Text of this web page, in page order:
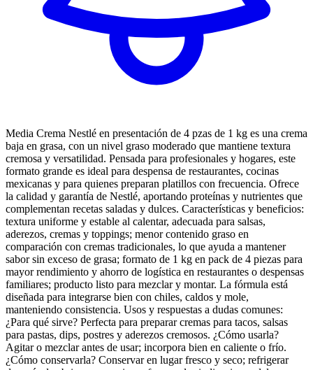
Media Crema Nestlé en presentación de 4 pzas de 1 kg es una crema
baja en grasa, con un nivel graso moderado que mantiene textura
cremosa y versatilidad. Pensada para profesionales y hogares, este
formato grande es ideal para despensa de restaurantes, cocinas
mexicanas y para quienes preparan platillos con frecuencia. Ofrece
la calidad y garantía de Nestlé, aportando proteínas y nutrientes que
complementan recetas saladas y dulces. Características y beneficios:
textura uniforme y estable al calentar, adecuada para salsas,
aderezos, cremas y toppings; menor contenido graso en
comparación con cremas tradicionales, lo que ayuda a mantener
sabor sin exceso de grasa; formato de 1 kg en pack de 4 piezas para
mayor rendimiento y ahorro de logística en restaurantes o despensas
familiares; producto listo para mezclar y montar. La fórmula está
diseñada para integrarse bien con chiles, caldos y mole,
manteniendo consistencia. Usos y respuestas a dudas comunes:
¿Para qué sirve? Perfecta para preparar cremas para tacos, salsas
para pastas, dips, postres y aderezos cremosos. ¿Cómo usarla?
Agitar o mezclar antes de usar; incorpora bien en caliente o frío.
¿Cómo conservarla? Conservar en lugar fresco y seco; refrigerar